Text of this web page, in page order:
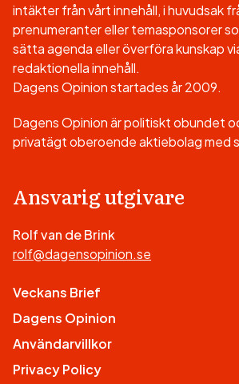
intäkter från vårt innehåll, i huvudsak
prenumeranter eller temasponsorer
sätta agenda eller överföra kunskap
redaktionella innehåll.
Dagens Opinion startades år 2009.
Dagens Opinion är politiskt obundet
privatägt oberoende aktiebolag med
Ansvarig utgivare
Rolf van de Brink
rolf@dagensopinion.se
Veckans Brief
Dagens Opinion
Användarvillkor
Privacy Policy